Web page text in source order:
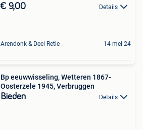
€ 9,00 Details
Arendonk & Deel Retie 14 mei 24
Bp eeuwwisseling, Wetteren 1867-
Oosterzele 1945, Verbruggen
Bieden Details